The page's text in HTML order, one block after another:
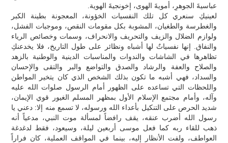
عباسيةَ الجوهرِ، أمويةَ الهوى، إخونجيةَ الهوية.
لعينيكِ سنعري كل تلك النفسيات الخؤونة، المعجونة بطينة الكبر
والغطرسة والطغيان، المشوبة بكل مقومات النقص، وموجبات الفشل،
ولوازم الضلال والزيف والتحريف والانحراف، وسمات وخصائص الرياء
والنفاق. إنها نفسياتٌ لها أشباه ونظائر على طول التاريخ، فلا يخدعنكِ
تظاهرها في الشاشات والندوات والمناسبات الدينية والوطنية بالزهد
والصلاح والعفة والرشاد والصدق والتواضع والبر والتقى والإحسان
والسداد، فهي أشبه ما تكون بذلك الشخص الذي كان يتخير المواطن
واللحظات التي تساعده على الظهور أمام الرسول صلوات الله عليه
وآله، وأمام مجتمع الإسلام الأول بمظهر المسلم الغيور قوي الإيمان،
شديد الحرص على التنكيل بأعداء الله ورسوله، لا تسمع منه إلا: دعني يا
رسول الله أضرب عنقه، يقف رافضاً لمسألة موت النبي، مدعياً أنه
ذهب للقاء ربه كما فعل موسى أربعين ليلة، وسيعود، فقط لدغدغة
العواطف، ولفت الأنظار إليه، بينما في المواقف العملية، كان فراراً